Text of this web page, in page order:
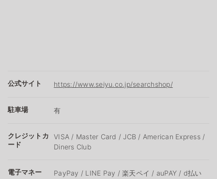
公式サイト https://www.seiyu.co.jp/searchshop/
駐車場 有
クレジットカ
ード
VISA / Master Card / JCB / American Express /
Diners Club
電子マネー PayPay / LINE Pay / 楽天ペイ / auPAY / d払い